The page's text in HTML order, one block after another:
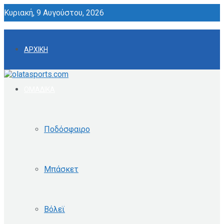
Κυριακή, 9 Αυγούστου, 2026
ΑΡΧΙΚΗ
Ποδόσφαιρο
Μπάσκετ
Βόλεϊ